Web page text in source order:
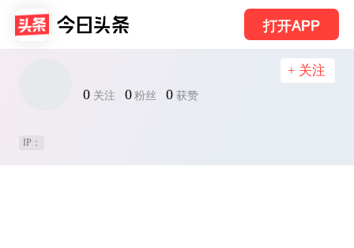
打开APP
0 关注 0 粉丝 0 获赞
+ 关注
IP：